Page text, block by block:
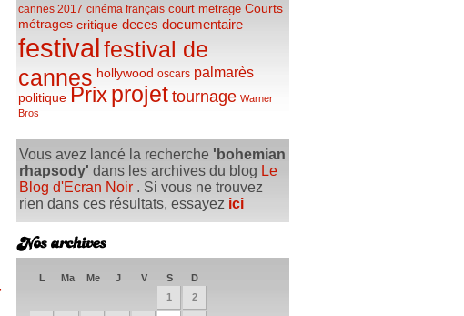
cannes 2017 cinéma français court metrage Courts
métrages critique deces documentaire
festivalfestival de
cannes hollywood oscars palmarès
politique Prixprojet tournage Warner
Bros
Vous avez lancé la recherche 'bohemian
rhapsody' dans les archives du blog Le
Blog d'Ecran Noir . Si vous ne trouvez
rien dans ces résultats, essayez ici
L Ma Me J V S
D
1
2